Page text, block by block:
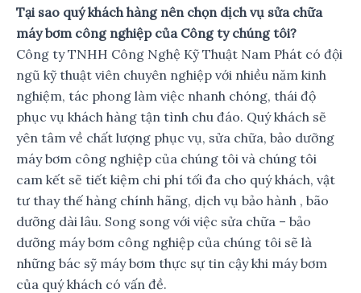
Tại sao quý khách hàng nên chọn dịch vụ sửa chữa
máy bơm công nghiệp của Công ty chúng tôi?
Công ty TNHH Công Nghệ Kỹ Thuật Nam Phát có đội
ngũ kỹ thuật viên chuyên nghiệp với nhiều năm kinh
nghiệm, tác phong làm việc nhanh chóng, thái độ
phục vụ khách hàng tận tình chu đáo. Quý khách sẽ
yên tâm về chất lượng phục vụ, sửa chữa, bảo dưỡng
máy bơm công nghiệp của chúng tôi và chúng tôi
cam kết sẽ tiết kiệm chi phí tối đa cho quý khách, vật
tư thay thế hàng chính hãng, dịch vụ bảo hành , bão
dưỡng dài lâu. Song song với việc sửa chữa – bảo
dưỡng máy bơm công nghiệp của chúng tôi sẽ là
những bác sỹ máy bơm thực sự tin cậy khi máy bơm
của quý khách có vấn đề.